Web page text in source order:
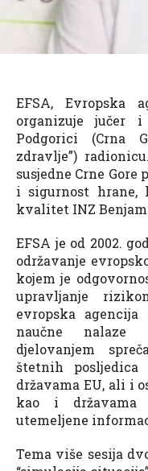
EFSA, Evropska
organizuje jučer
Podgorici (Crna
zdravlje”)
susjedne Crne
i sigurnost hrane,
kvalitet INZ
EFSA je od 2002.
održavanje
kojem je
upravljanje
evropska agencija
naučne nalaze
djelovanjem
štetnih
državama EU, ali i
kao i državama
utemeljene
Tema više sesija